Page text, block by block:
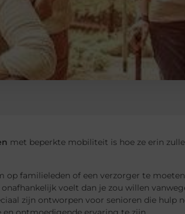
met beperkte mobiliteit is hoe ze erin
op familieleden of een verzorger te
voelt dan je zou willen
zijn ontworpen voor senioren die hulp